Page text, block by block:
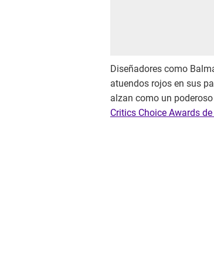
Diseñadores como
atuendos rojos en sus
alzan como un
Critics Choice Awards